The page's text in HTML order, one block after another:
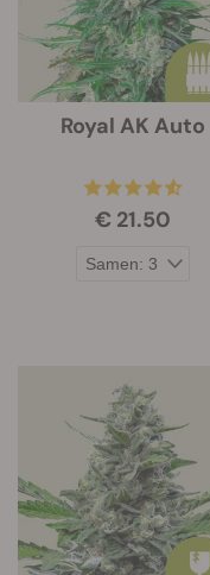
Royal AK Auto
€ 21.50